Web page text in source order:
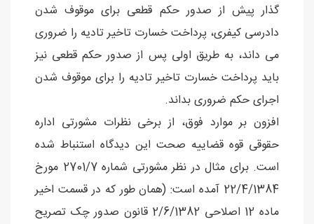
گذار پیش از صدور حکم قطعی برای موقوف شدن
دادرسی کیفری، پرداخت خسارت تاخیر تادیه را ضروری
می داند، به طریق اولی پس از صدور حکم قطعی نیز
باید پرداخت خسارت تاخیر تادیه را برای موقوف شدن
اجرای حکم ضروری بداند.
افزون بر موارد فوق، از برخی نظرات مشورتی اداره
حقوقی قوه قضاییه صحت این دیدگاه استنباط شده
است. برای مثال در نظر مشورتی شماره 2701/7 مورخ
22/4/1384 آمده است: (همان طور که در قسمت اخیر
ماده 12 اصلاحی 2/6/1382 قانون صدور چک تصریح